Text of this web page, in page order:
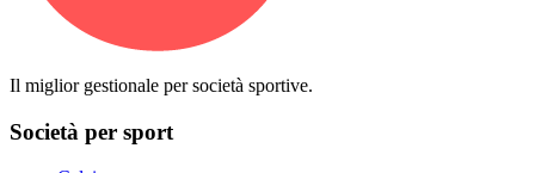
Il miglior gestionale per società sportive.
Società per sport